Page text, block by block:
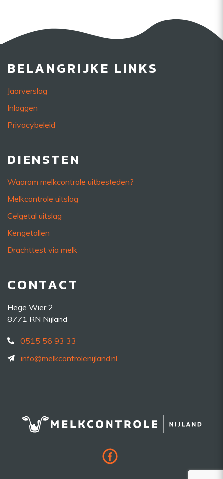
BELANGRIJKE LINKS
Jaarverslag
Inloggen
Privacybeleid
DIENSTEN
Waarom melkcontrole uitbesteden?
Melkcontrole uitslag
Celgetal uitslag
Kengetallen
Drachttest via melk
CONTACT
Hege Wier 2
8771 RN Nijland
0515 56 93 33
info@melkcontrolenijland.nl